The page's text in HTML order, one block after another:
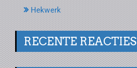
Hekwerk
RECENTE REACTIES